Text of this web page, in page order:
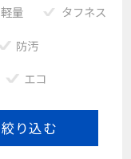
軽量
タフネス
防汚
エコ
絞り込む